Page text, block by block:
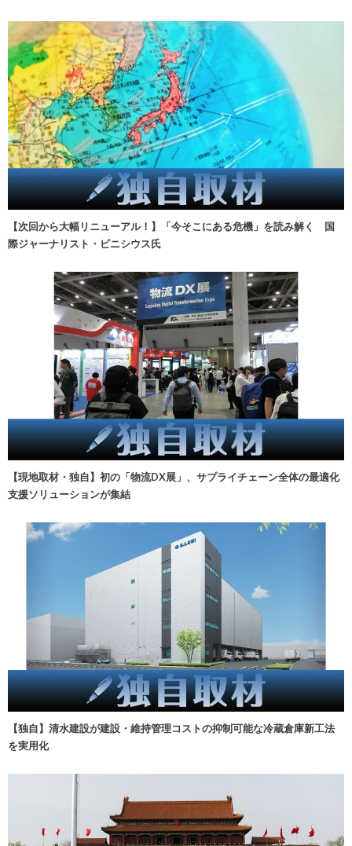
【次回から大幅リニューアル！】「今そこにある危機」を読み解く 国
際ジャーナリスト・ビニシウス氏
【現地取材・独自】初の「物流DX展」、サプライチェーン全体の最適化
支援ソリューションが集結
【独自】清水建設が建設・維持管理コストの抑制可能な冷蔵倉庫新工法
を実用化